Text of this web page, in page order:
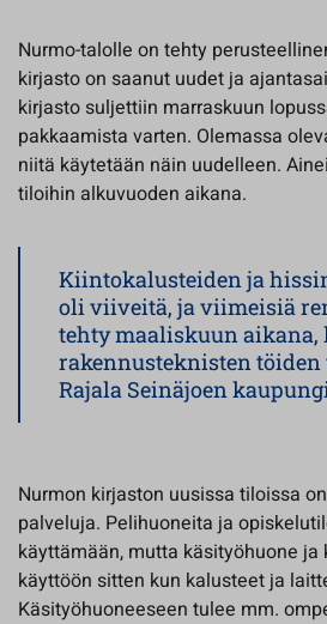
Nurmo-talolle on tehty
kirjasto on saanut uudet ja
kirjasto suljettiin marraskuun
pakkaamista varten. Olemassa
niitä käytetään näin uudelleen.
tiloihin alkuvuoden aikana.
Kiintokalusteiden ja
oli viiveitä, ja viimeisiä
tehty maaliskuun aikana,
rakennusteknisten
Rajala Seinäjoen
Nurmon kirjaston uusissa tiloissa
palveluja. Pelihuoneita ja
käyttämään, mutta käsityöhuone
käyttöön sitten kun kalusteet ja
Käsityöhuoneeseen tulee mm.